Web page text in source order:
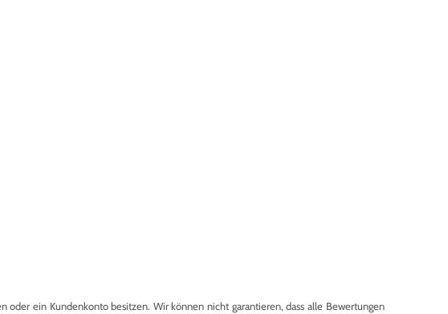
oder ein Kundenkonto besitzen. Wir können nicht garantieren, dass alle Bewertungen